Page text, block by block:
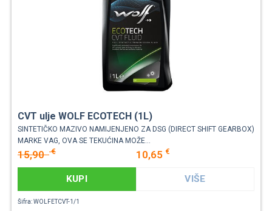
CVT ulje WOLF ECOTECH (1L)
SINTETIČKO MAZIVO NAMIJENJENO ZA DSG (DIRECT SHIFT GEARBOX)
MARKE VAG, OVA SE TEKUĆINA MOŽE...
15,90€ 10,65 €
KUPI VIŠE
Šifra: WOLFETCVT-1/1